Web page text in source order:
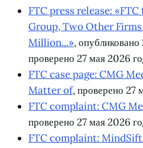
FTC press release:
Group, Two Other Firms
Million...»,
проверено 27 мая 2026
FTC case page: CMG
Matter of, проверено 27
FTC complaint: CMG
проверено 27 мая 2026
FTC complaint: